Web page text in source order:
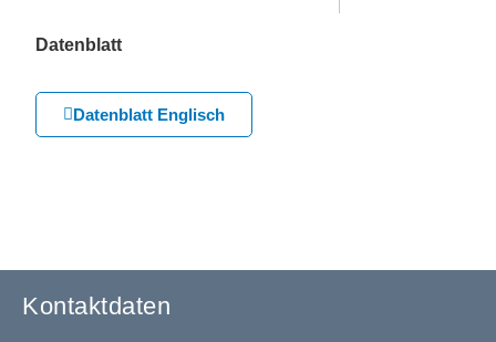
Datenblatt
Datenblatt Englisch
Kontaktdaten